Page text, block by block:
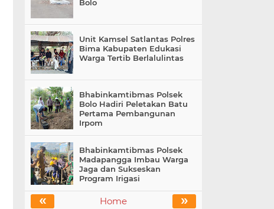
Bolo
Unit Kamsel Satlantas Polres
Bima Kabupaten Edukasi
Warga Tertib Berlalulintas
Bhabinkamtibmas Polsek
Bolo Hadiri Peletakan Batu
Pertama Pembangunan
Irpom
Bhabinkamtibmas Polsek
Madapangga Imbau Warga
Jaga dan Sukseskan
Program Irigasi
« »
Home